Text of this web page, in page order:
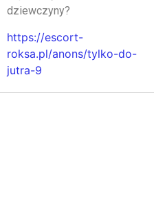
dziewczyny?
https://escort-
roksa.pl/anons/tylko-do-
jutra-9